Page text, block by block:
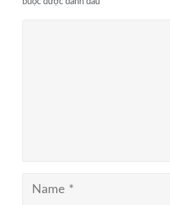
buộc được đánh dấu *